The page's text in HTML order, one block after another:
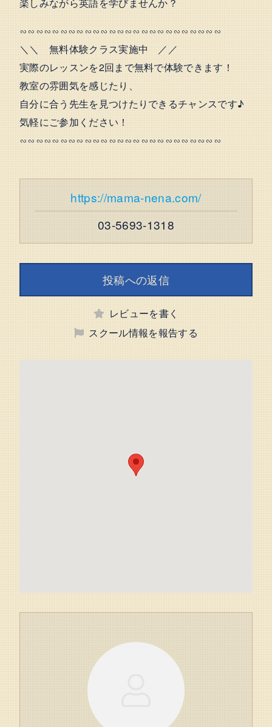
∽∽∽∽∽∽∽∽∽∽∽∽∽∽∽∽∽∽∽∽∽∽∽∽∽
＼＼ 無料体験クラス実施中 ／／
実際のレッスンを2回まで無料で体験できます！
教室の雰囲気を感じたり、
自分に合う先生を見つけたりできるチャンスです♪
気軽にご参加ください！
∽∽∽∽∽∽∽∽∽∽∽∽∽∽∽∽∽∽∽∽∽∽∽∽∽
https://mama-nena.com/
03-5693-1318
投稿への返信
レビューを書く
スクール情報を報告する